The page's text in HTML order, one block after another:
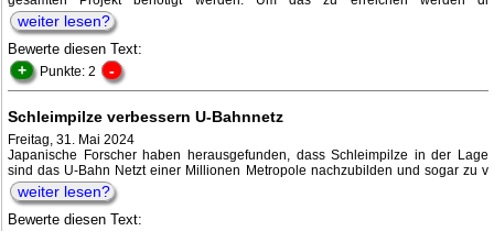
weiter lesen?
Bewerte diesen Text:
+ Punkte: 2 -
Schleimpilze verbessern U-Bahnnetz
Freitag, 31. Mai 2024
Japanische Forscher haben herausgefunden, dass Schleimpilze in der Lage
sind das U-Bahn Netzt einer Millionen Metropole nachzubilden und sogar zu v
weiter lesen?
Bewerte diesen Text: